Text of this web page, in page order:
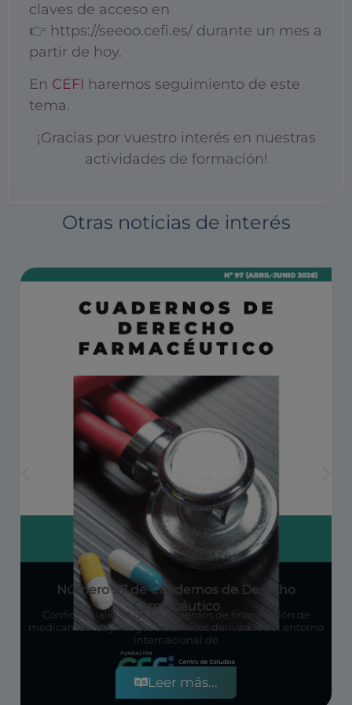
claves de acceso en
👉 https://seeoo.cefi.es/ durante un mes a
partir de hoy.
En CEFI haremos seguimiento de este
tema.
¡Gracias por vuestro interés en nuestras
actividades de formación!
Otras noticias de interés
Número 97 de Cuadernos de Derecho
Farmacéutico
Confidencialidad de los acuerdos de financiación de
medicamentos y riesgos sistémicos derivados del entorno
internacional de
Leer más...